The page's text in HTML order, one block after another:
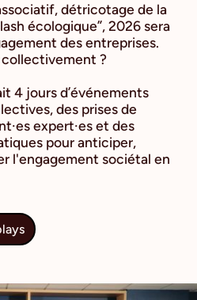
détricotage de la
écologique”, 2026 sera
des entreprises.
?
4 jours d’événements
des prises de
expert·es et des
pour anticiper,
l'engagement sociétal en